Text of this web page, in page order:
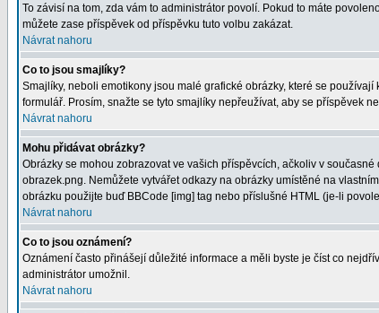
To závisí na tom, zda vám to administrátor povolí. Pokud to máte
můžete zase příspěvek od příspěvku tuto volbu zakázat.
Návrat nahoru
Co to jsou smajlíky?
Smajlíky, neboli emotikony jsou malé grafické obrázky, které se
formulář. Prosím, snažte se tyto smajlíky nepřeužívat, aby se příspěvek
Návrat nahoru
Mohu přidávat obrázky?
Obrázky se mohou zobrazovat ve vašich příspěvcích, ačkoliv v
obrazek.png. Nemůžete vytvářet odkazy na obrázky umístěné na
obrázku použijte buď BBCode [img] tag nebo příslušné HTML (je-li
Návrat nahoru
Co to jsou oznámení?
Oznámení často přinášejí důležité informace a měli byste je číst co
administrátor umožnil.
Návrat nahoru